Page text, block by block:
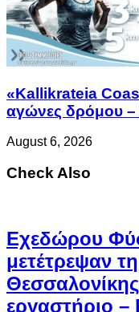
«Kallikrateia
αγώνες δρόμου –
August 6, 2026
Check Also
Eχεδώρου
μετέτρεψαν
εργαστήριο –